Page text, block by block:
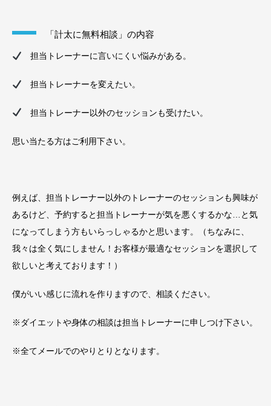
「計太に無料相談」の内容
担当トレーナーに言いにくい悩みがある。
担当トレーナーを変えたい。
担当トレーナー以外のセッションも受けたい。
思い当たる方はご利用下さい。
例えば、担当トレーナー以外のトレーナーのセッションも興味が
あるけど、予約すると担当トレーナーが気を悪くするかな…と気
になってしまう方もいらっしゃるかと思います。（ちなみに、
我々は全く気にしません！お客様が最適なセッションを選択して
欲しいと考えております！）
僕がいい感じに流れを作りますので、相談ください。
※ダイエットや身体の相談は担当トレーナーに申しつけ下さい。
※全てメールでのやりとりとなります。